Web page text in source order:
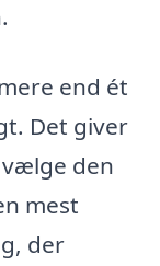
end ét
Det giver
den
mest
der